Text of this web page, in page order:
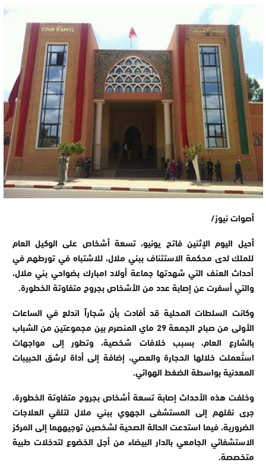
أصوات نيوز/
أحيل اليوم الإثنين فاتح يونيو، تسعة أشخاص على الوكيل العام
للملك لدى محكمة الاستئناف ببني ملال، للاشتباه في تورطهم في
أحداث العنف التي شهدتها جماعة أولاد امبارك بضواحي بني ملال،
والتي أسفرت عن إصابة عدد من الأشخاص بجروح متفاوتة الخطورة.
وكانت السلطات المحلية قد أفادت بأن شجاراً اندلع في الساعات
الأولى من صباح الجمعة 29 ماي المنصرم بين مجموعتين من الشباب
بالشارع العام، بسبب خلافات شخصية، وتطور إلى مواجهات
استُعملت خلالها الحجارة والعصي، إضافة إلى أداة لرشق الحبيبات
المعدنية بواسطة الضغط الهوائي.
وخلفت هذه الأحداث إصابة تسعة أشخاص بجروح متفاوتة الخطورة،
جرى نقلهم إلى المستشفى الجهوي ببني ملال لتلقي العلاجات
الضرورية، فيما استدعت الحالة الصحية لشخصين توجيههما إلى المركز
الاستشفائي الجامعي بالدار البيضاء من أجل الخضوع لتدخلات طبية
متخصصة.